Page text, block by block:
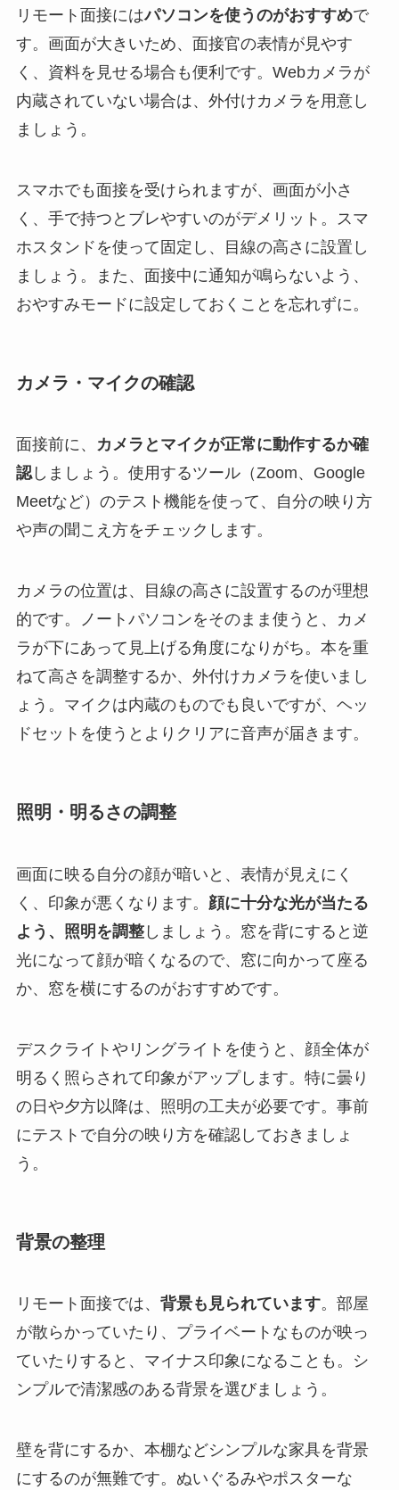
リモート面接にはパソコンを使うのがおすすめで
す。画面が大きいため、面接官の表情が見やす
く、資料を見せる場合も便利です。Webカメラが
内蔵されていない場合は、外付けカメラを用意し
ましょう。
スマホでも面接を受けられますが、画面が小さ
く、手で持つとブレやすいのがデメリット。スマ
ホスタンドを使って固定し、目線の高さに設置し
ましょう。また、面接中に通知が鳴らないよう、
おやすみモードに設定しておくことを忘れずに。
カメラ・マイクの確認
面接前に、
カメラとマイクが正常に動作するか確
認しましょう。使用するツール（Zoom、Google
Meetなど）のテスト機能を使って、自分の映り方
や声の聞こえ方をチェックします。
カメラの位置は、目線の高さに設置するのが理想
的です。ノートパソコンをそのまま使うと、カメ
ラが下にあって見上げる角度になりがち。本を重
ねて高さを調整するか、外付けカメラを使いまし
ょう。マイクは内蔵のものでも良いですが、ヘッ
ドセットを使うとよりクリアに音声が届きます。
照明・明るさの調整
画面に映る自分の顔が暗いと、表情が見えにく
く、印象が悪くなります。 顔に十分な光が当たる
よう、照明を調整しましょう。窓を背にすると逆
光になって顔が暗くなるので、窓に向かって座る
か、窓を横にするのがおすすめです。
デスクライトやリングライトを使うと、顔全体が
明るく照らされて印象がアップします。特に曇り
の日や夕方以降は、照明の工夫が必要です。事前
にテストで自分の映り方を確認しておきましょ
う。
背景の整理
リモート面接では、 背景も見られています。部屋
が散らかっていたり、プライベートなものが映っ
ていたりすると、マイナス印象になることも。シ
ンプルで清潔感のある背景を選びましょう。
壁を背にするか、本棚などシンプルな家具を背景
にするのが無難です。ぬいぐるみやポスターな